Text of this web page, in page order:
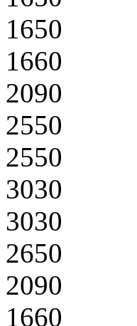
1650
1660
2090
2550
2550
3030
3030
2650
2090
1660